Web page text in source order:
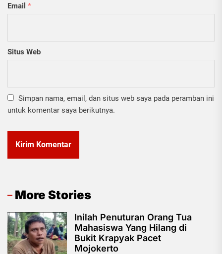
Email *
Situs Web
Simpan nama, email, dan situs web saya pada peramban ini
untuk komentar saya berikutnya.
More Stories
Inilah Penuturan Orang Tua
Mahasiswa Yang Hilang di
Bukit Krapyak Pacet
Mojokerto